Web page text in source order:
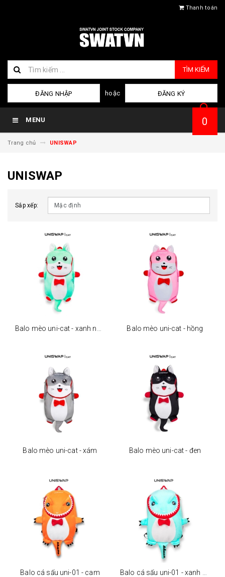
Thanh toán
TÌM KIẾM
ĐĂNG NHẬP hoặc ĐĂNG KÝ
MENU 0
Trang chủ UNISWAP
UNISWAP
Sắp xếp:
Balo mèo uni-cat - hồng
Balo mèo uni-cat - xám Balo mèo uni-cat - đen
Balo cá sấu uni-01 - cam